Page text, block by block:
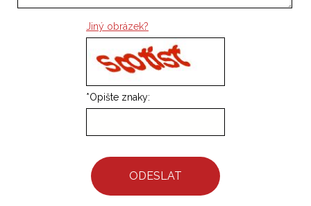
Jiný obrázek?
Opište znaky:
*
ODESLAT